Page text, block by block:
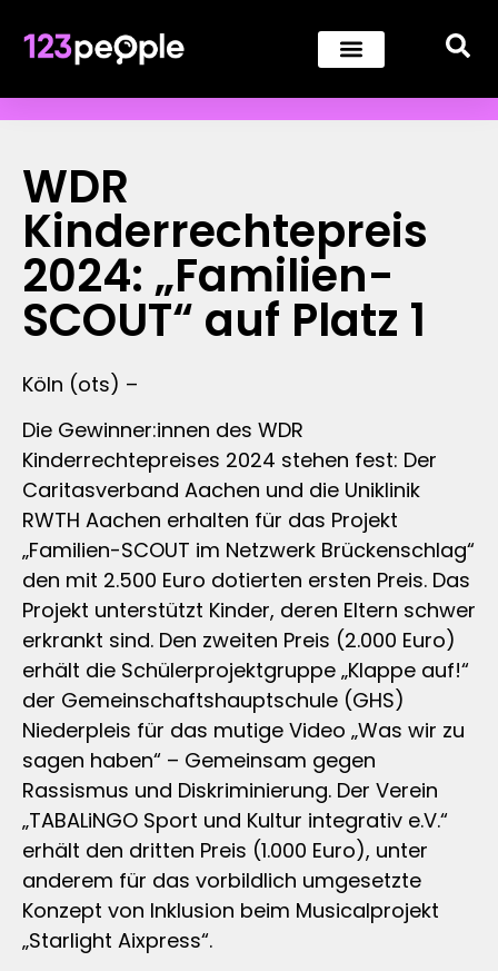
WDR
Kinderrechtepreis
2024: „Familien-
SCOUT“ auf Platz 1
Köln (ots) –
Die Gewinner:innen des WDR
Kinderrechtepreises 2024 stehen fest: Der
Caritasverband Aachen und die Uniklinik
RWTH Aachen erhalten für das Projekt
„Familien-SCOUT im Netzwerk Brückenschlag“
den mit 2.500 Euro dotierten ersten Preis. Das
Projekt unterstützt Kinder, deren Eltern schwer
erkrankt sind. Den zweiten Preis (2.000 Euro)
erhält die Schülerprojektgruppe „Klappe auf!“
der Gemeinschaftshauptschule (GHS)
Niederpleis für das mutige Video „Was wir zu
sagen haben“ – Gemeinsam gegen
Rassismus und Diskriminierung. Der Verein
„TABALiNGO Sport und Kultur integrativ e.V.“
erhält den dritten Preis (1.000 Euro), unter
anderem für das vorbildlich umgesetzte
Konzept von Inklusion beim Musicalprojekt
„Starlight Aixpress“.